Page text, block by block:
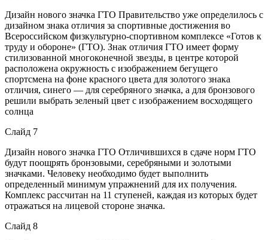
Дизайн нового значка ГТО Правительство уже определилось с
дизайном знака отличия за спортивные достижения во
Всероссийском физкультурно-спортивном комплексе «Готов к
труду и обороне» (ГТО). Знак отличия ГТО имеет форму
стилизованной многоконечной звезды, в центре которой
расположена окружность с изображением бегущего
спортсмена на фоне красного цвета для золотого знака
отличия, синего — для серебряного значка, а для бронзового
решили выбрать зеленый цвет c изображением восходящего
солнца
Слайд 7
Дизайн нового значка ГТО Отличившихся в сдаче норм ГТО
будут поощрять бронзовыми, серебряными и золотыми
значками. Человеку необходимо будет выполнить
определенный минимум упражнений для их получения.
Комплекс рассчитан на 11 ступеней, каждая из которых будет
отражаться на лицевой стороне значка.
Слайд 8